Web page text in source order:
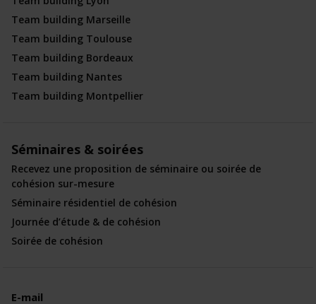
Team building Marseille
Team building Toulouse
Team building Bordeaux
Team building Nantes
Team building Montpellier
Séminaires & soirées
Recevez une proposition de séminaire ou soirée de
cohésion sur-mesure
Séminaire résidentiel de cohésion
Journée d’étude & de cohésion
Soirée de cohésion
E-mail